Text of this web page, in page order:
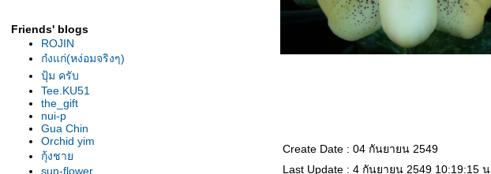
รองเท้านารี เหลืองกระบี่ ต้น" 2 in
1"
รองเท้านารี ขาวสตูล ต้น
ลาดกระบัง
เหลืองตรัง "The Disc"
เหลืองตรัง " ของแปลก "
รองเท้านารี ฝาหอย 2009
รองเท้านารี ฝาหอย9
รองเท้านารี ฝาหอย2008
Friends' blogs
ROJIN
ก๋งแก่(หง่อมจริงๆ)
ปุ้ม ครับ
Tee.KU51
the_gift
nui-p
Gua Chin
Orchid yim
กุ้งชา
sun-flower
Create Date : 04 กันยายน 2549
Last Update : 4 กันยายน 2549 10:19:15 น.